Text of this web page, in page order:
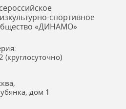
спортивное
«ДИНАМО»
(круглосуточно)
дом 1